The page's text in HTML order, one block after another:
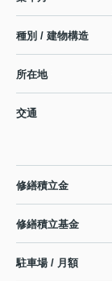
種別 / 建物構造
所在地
交通
修繕積立金
修繕積立基金
駐車場 / 月額